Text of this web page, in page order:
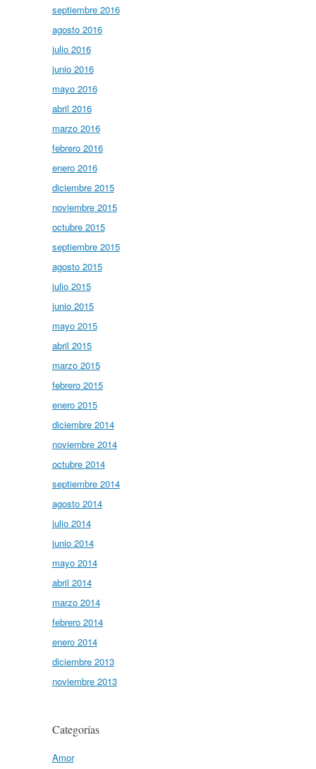
septiembre 2016
agosto 2016
julio 2016
junio 2016
mayo 2016
abril 2016
marzo 2016
febrero 2016
enero 2016
diciembre 2015
noviembre 2015
octubre 2015
septiembre 2015
agosto 2015
julio 2015
junio 2015
mayo 2015
abril 2015
marzo 2015
febrero 2015
enero 2015
diciembre 2014
noviembre 2014
octubre 2014
septiembre 2014
agosto 2014
julio 2014
junio 2014
mayo 2014
abril 2014
marzo 2014
febrero 2014
enero 2014
diciembre 2013
noviembre 2013
Categorías
Amor